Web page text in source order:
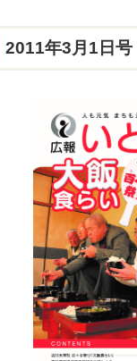
2011年3月1日号